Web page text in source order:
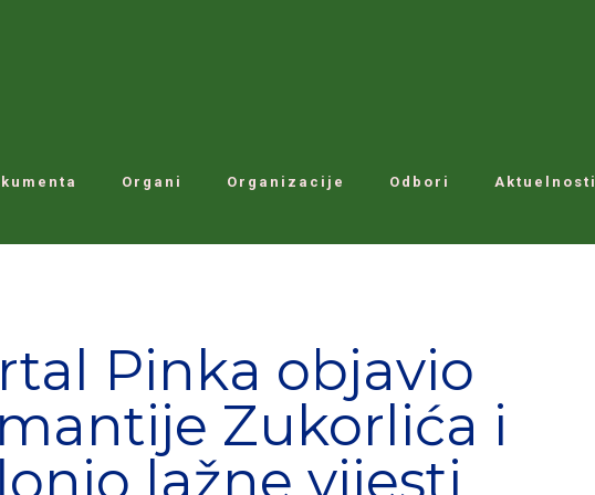
Organi Organizacije Odbori Aktuelnosti
Pinka objavio
Zukorlića i
lažne vijesti